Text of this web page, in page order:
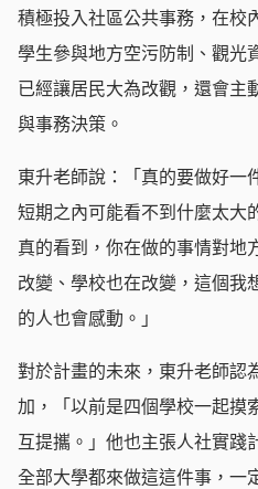
積極投入社區公共事務，在校
學生參與地方空污防制、觀光
已經讓居民大為改觀，還會主
與事務決策。
東升老師說：「真的要做好一
短期之內可能看不到什麼太大
真的看到，你在做的事情對地
改變、學校也在改變，這個我
的人也會感動。」
對於計畫的未來，東升老師認
加，「以前是四個學校一起摸
互提攜。」他也主張人社實踐
全部大學都來做這這件事，一